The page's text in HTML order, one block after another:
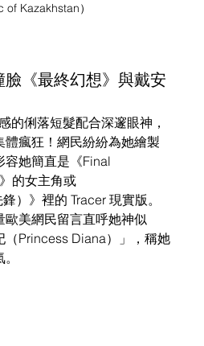
of Kazakhstan）
《最終幻想》與戴安
的俐落短髮配合深邃眼神，
瘋狂！網民紛紛為她繪製
容她簡直是《Final
的女主角或
）》裡的 Tracer 現實版。
美網民留言直呼她神似
（Princess Diana）」，稱她